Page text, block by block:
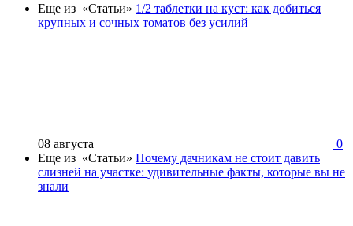
Еще из «Статьи» 1/2 таблетки на куст: как добиться
крупных и сочных томатов без усилий
08 августа
0
Еще из «Статьи» Почему дачникам не стоит давить
слизней на участке: удивительные факты, которые вы не
знали